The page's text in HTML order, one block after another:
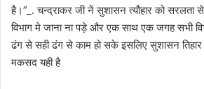
है।”_. चन्द्राकर जी नें सुशासन त्यौहार को
विभाग मे जाना ना पड़े और एक साथ एक जगह सभी
ढंग से सही ढंग से काम हो सके इसलिए सुशासन
मकसद यही है